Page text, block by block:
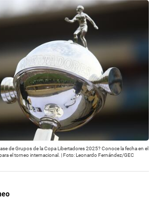
de Grupos de la Copa Libertadores 2025? Conoce la fecha en el
el torneo internacional. | Foto: Leonardo Fernández/GEC